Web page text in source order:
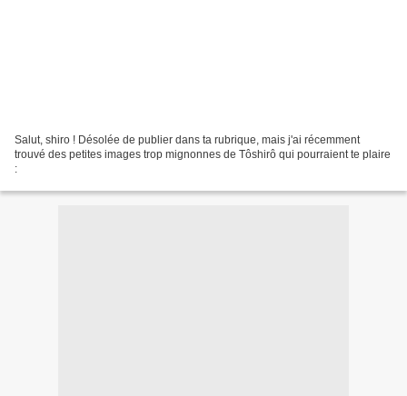
Salut, shiro ! Désolée de publier dans ta rubrique, mais j'ai récemment
trouvé des petites images trop mignonnes de Tôshirô qui pourraient te plaire
: